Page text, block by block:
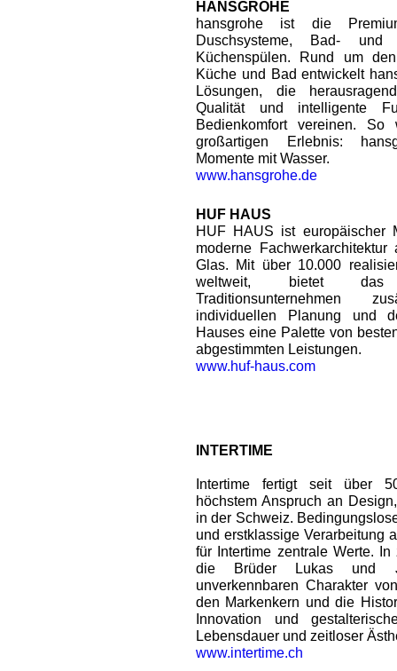
HANSGROHE
hansgrohe ist die
Duschsysteme, Bad- und
Küchenspülen. Rund um
Küche und Bad entwickelt
Lösungen, die
Qualität und intelligente
Bedienkomfort vereinen.
großartigen Erlebnis:
Momente mit Wasser.
www.hansgrohe.de
HUF HAUS
HUF HAUS ist europäischer
moderne
Glas. Mit über 10.000
weltweit, bietet das
Traditionsunternehmen
individuellen Planung und
Hauses eine Palette von
abgestimmten Leistungen.
www.huf-haus.com
INTERTIME
Intertime fertigt seit über
höchstem Anspruch an
in der Schweiz.
und erstklassige Verarbeitung
für Intertime zentrale Werte.
die Brüder Lukas und
unverkennbaren Charakter
den Markenkern und die
Innovation und
Lebensdauer und zeitloser
www.intertime.ch